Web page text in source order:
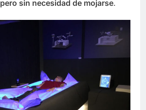
pero sin necesidad de mojarse.